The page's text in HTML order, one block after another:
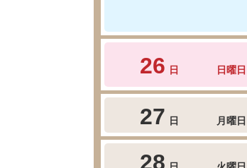
26 日 日曜日
27 日 月曜日
28